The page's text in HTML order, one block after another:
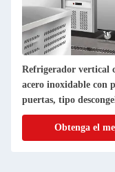
Refrigerador vertical
acero inoxidable con
puertas, tipo
escarcha
Obtenga el